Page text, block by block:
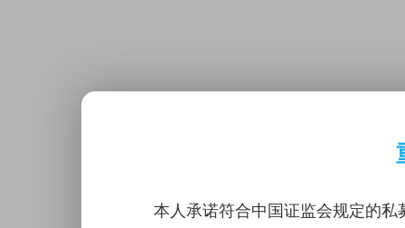
本人承诺符合中国证监会规定的